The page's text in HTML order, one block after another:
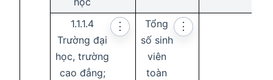
1.1.1.4
Trường đại
học, trường
cao đẳng;
⋮
Tổng
số sinh
viên
toàn
⋮